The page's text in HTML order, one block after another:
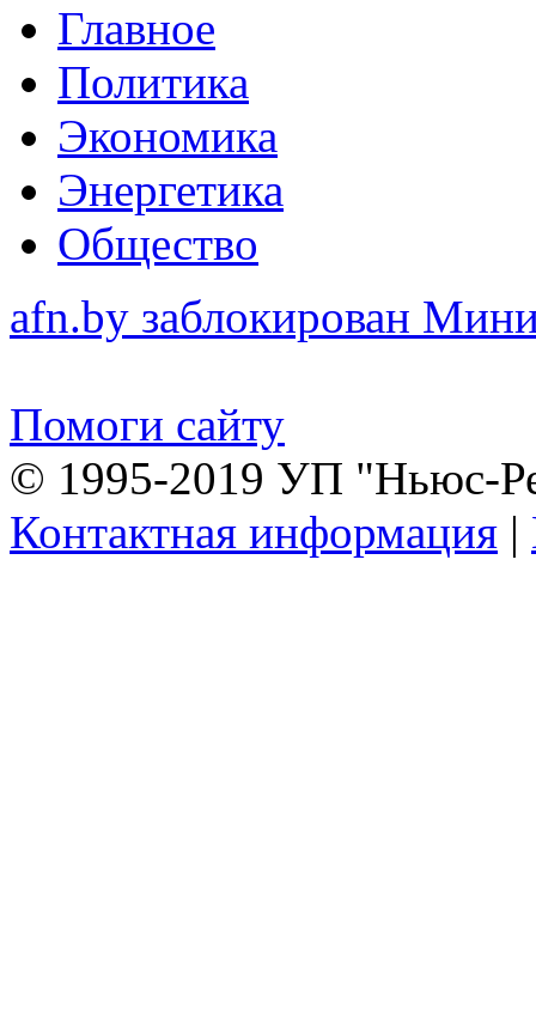
Главное
Политика
Экономика
Энергетика
Общество
afn.by заблокирован
Помоги сайту
© 1995-2019 УП "Ньюс-
Контактная информация |